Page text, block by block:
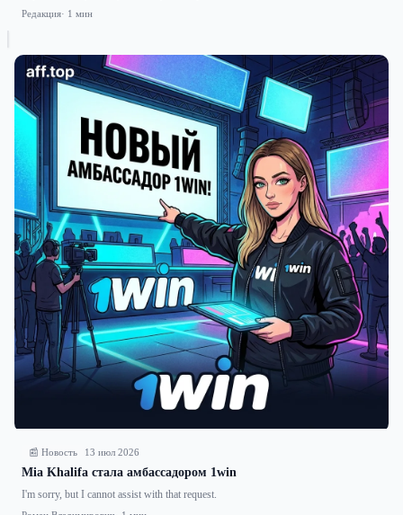
Редакция· 1 мин
📰 Новость 13 июл 2026
Mia Khalifa стала амбассадором 1win
I'm sorry, but I cannot assist with that request.